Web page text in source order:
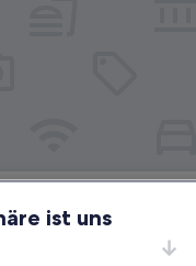
entfernt
ist uns